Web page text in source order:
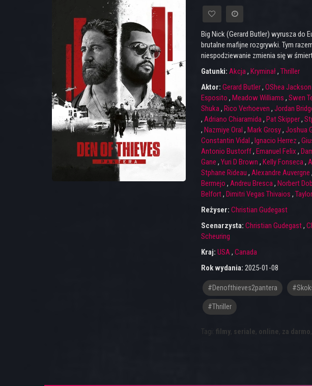
Big Nick (Gerard Butler) wyrusza do
brutalne mafijne rozgrywki. Tym
niespodziewanie zmienia się w
Gatunki: Akcja, Kryminał, Thriller
Aktor: Gerard Butler, OShea
Esposito , Meadow Williams , Swen
Shuka, Rico Verhoeven , Jordan
, Adriano Chiaramida, Pat Skipper,
, Nazmiye Oral , Mark Grosy, Joshua
Constantin Vidal , Ignacio Herrez ,
Antonio Bustorff, Emanuel Felix ,
Gane , Yuri D Brown , Kelly Fonseca,
Stphane Rideau , Alexandre Auvergne ,
Bermejo , Andreu Bresca, Norbert
Belfort, Dimitri Vegas Thivaios ,
Reżyser: Christian Gudegast
Scenarzysta: Christian Gudegast,
Scheuring
Kraj: USA, Canada
Rok wydania: 2025-01-08
#denofthieves2pantera
#thriller
Tagi: filmy, seriale, online, za darmo,